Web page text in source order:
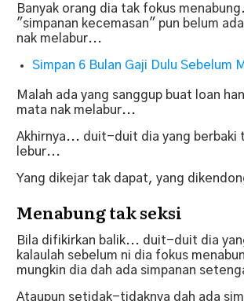
Banyak orang dia tak fokus
"simpanan kecemasan" pun belum
nak melabur...
Simpan 6 Bulan Gaji Dulu Sebelum
Malah ada yang sanggup buat loan
mata nak melabur...
Akhirnya... duit-duit dia yang berbaki
lebur...
Yang dikejar tak dapat, yang
Menabung tak seksi
Bila difikirkan balik... duit-duit dia
kalaulah sebelum ni dia fokus
mungkin dia dah ada simpanan
Ataupun setidak-tidaknya dah ada